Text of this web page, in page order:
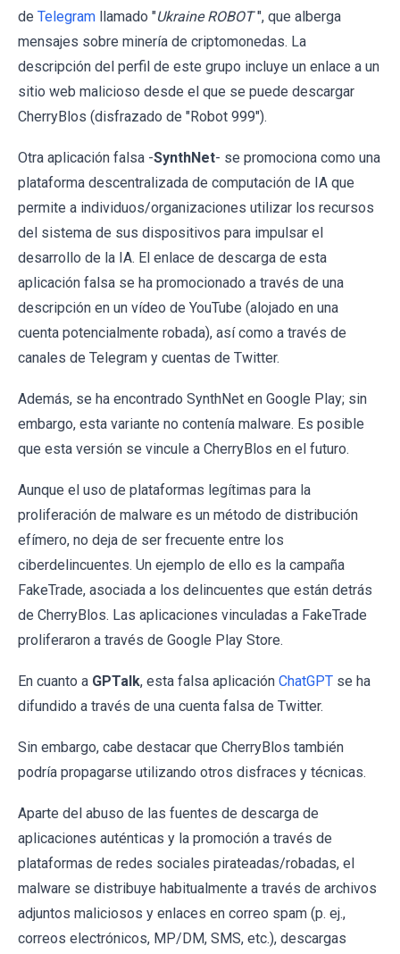
de Telegram llamado "Ukraine ROBOT ", que alberga
mensajes sobre minería de criptomonedas. La
descripción del perfil de este grupo incluye un enlace a un
sitio web malicioso desde el que se puede descargar
CherryBlos (disfrazado de "Robot 999").
Otra aplicación falsa -SynthNet- se promociona como una
plataforma descentralizada de computación de IA que
permite a individuos/organizaciones utilizar los recursos
del sistema de sus dispositivos para impulsar el
desarrollo de la IA. El enlace de descarga de esta
aplicación falsa se ha promocionado a través de una
descripción en un vídeo de YouTube (alojado en una
cuenta potencialmente robada), así como a través de
canales de Telegram y cuentas de Twitter.
Además, se ha encontrado SynthNet en Google Play; sin
embargo, esta variante no contenía malware. Es posible
que esta versión se vincule a CherryBlos en el futuro.
Aunque el uso de plataformas legítimas para la
proliferación de malware es un método de distribución
efímero, no deja de ser frecuente entre los
ciberdelincuentes. Un ejemplo de ello es la campaña
FakeTrade, asociada a los delincuentes que están detrás
de CherryBlos. Las aplicaciones vinculadas a FakeTrade
proliferaron a través de Google Play Store.
En cuanto a GPTalk, esta falsa aplicación ChatGPT se ha
difundido a través de una cuenta falsa de Twitter.
Sin embargo, cabe destacar que CherryBlos también
podría propagarse utilizando otros disfraces y técnicas.
Aparte del abuso de las fuentes de descarga de
aplicaciones auténticas y la promoción a través de
plataformas de redes sociales pirateadas/robadas, el
malware se distribuye habitualmente a través de archivos
adjuntos maliciosos y enlaces en correo spam (p. ej.,
correos electrónicos, MP/DM, SMS, etc.), descargas